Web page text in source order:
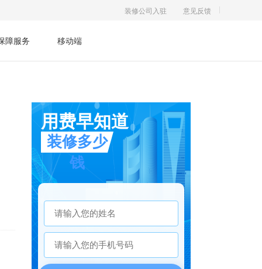
意见反馈
装修公司入驻
障服务 移动端